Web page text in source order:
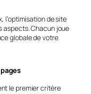
l’optimisation de site
aspects. Chacun joue
globale de votre
le premier critère